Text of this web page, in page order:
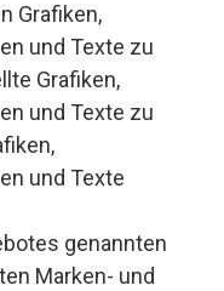
Grafiken,
und Texte zu
Grafiken,
und Texte zu
und Texte
genannten
Marken- und